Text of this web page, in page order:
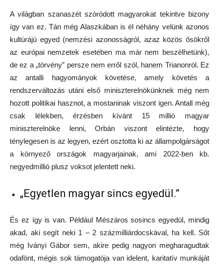
A világban szanaszét szóródott magyarokat tekintve bizony
így van ez. Tán még Alaszkában is él néhány velünk azonos
kultúrájú egyed (nemzési azonosságról, azaz közös ősökről
az európai nemzetek esetében ma már nem beszélhetünk),
de ez a „törvény” persze nem erről szól, hanem Trianonról. Ez
az antalli hagyományok követése, amely követés a
rendszerváltozás utáni első miniszterelnökünknek még nem
hozott politikai hasznot, a mostaninak viszont igen. Antall még
csak lélekben, érzésben kívánt 15 millió magyar
miniszterelnöke lenni, Orbán viszont elintézte, hogy
ténylegesen is az legyen, ezért osztotta ki az állampolgárságot
a környező országok magyarjainak, ami 2022-ben kb.
negyedmillió plusz voksot jelentett neki.
„Egyetlen magyar sincs egyedül.”
És ez így is van. Például Mészáros sosincs egyedül, mindig
akad, aki segít neki 1 – 2 százmilliárdocskával, ha kell. Sőt
még Iványi Gábor sem, akire pedig nagyon megharagudtak
odafönt, mégis sok támogatója van idelent, karitatív munkáját